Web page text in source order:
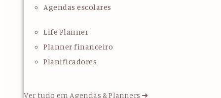
Agendas escolares
Life Planner
Planner financeiro
Planificadores
Ver tudo em Agendas & Planners ➜